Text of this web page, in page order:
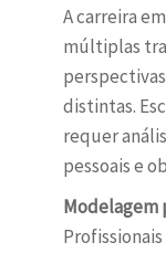
A carreira
múltiplas
distintas.
requer
pessoais e
Modelagem